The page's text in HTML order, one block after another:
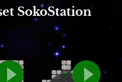
SokoStation